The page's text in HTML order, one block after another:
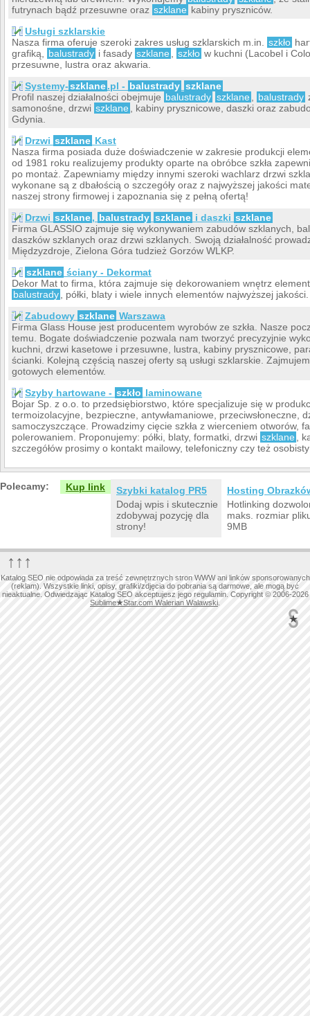
futrynach bądź przesuwne oraz szklane kabiny pryszniców.
Usługi szklarskie
Nasza firma oferuje szeroki zakres usług szklarskich m.in.
szkło
grafiką,
balustrady i fasady szklane szkło w kuchni (Lacobel i
przesuwne, lustra oraz akwaria.
Systemy-szklane.pl - balustrady szklane
Profil naszej działalności obejmuje balustrady szklane balustrady
samonośne, drzwi szklane
, kabiny prysznicowe, daszki oraz
Gdynia.
Drzwi szklane Kast
Nasza firma posiada duże doświadczenie w zakresie produkcji
od 1981 roku realizujemy produkty oparte na obróbce szkła
po montaż. Zapewniamy między innymi szeroki wachlarz drzwi
wykonane są z dbałością o szczegóły oraz z najwyższej jakości
naszej strony firmowej i zapoznania się z pełną ofertą!
Drzwi szklane, balustrady szklane i daszki szklane
Firma GLASSIO zajmuje się wykonywaniem zabudów szklanych,
daszków szklanych oraz drzwi szklanych. Swoją działalność
Międzyzdroje, Zielona Góra tudzież Gorzów WLKP.
szklane ściany - Dekormat
Dekor Mat to firma, która zajmuje się dekorowaniem wnętrz
balustrady
, półki, blaty i wiele innych elementów najwyższej jakości.
Zabudowy szklane Warszawa
Firma Glass House jest producentem wyrobów ze szkła. Nasze
temu. Bogate doświadczenie pozwala nam tworzyć precyzyjnie
kuchni, drzwi kasetowe i przesuwne, lustra, kabiny prysznicowe,
ścianki. Kolejną częścią naszej oferty są usługi szklarskie.
gotowych elementów.
Szyby hartowane - szkło laminowane
Bojar Sp. z o.o. to przedsiębiorstwo, które specjalizuje się w
termoizolacyjne, bezpieczne, antywłamaniowe, przeciwsłoneczne,
samoczyszczące. Prowadzimy cięcie szkła z wierceniem otworów,
polerowaniem. Proponujemy: półki, blaty, formatki, drzwi szklane
,
szczegółów prosimy o kontakt mailowy, telefoniczny czy też
Polecamy: Kup link
Szybki katalog PR5
Dodaj wpis i skutecznie
zdobywaj pozycję dla
strony!
Hosting
Hotlinking
maks. rozmiar
9MB
↑↑↑
Katalog SEO nie odpowiada za treść zewnętrznych stron WWW ani linków sponsorowanych
(reklam). Wszystkie linki, opisy, grafiki/zdjęcia do pobrania są darmowe, ale mogą być
nieaktualne. Odwiedzając Katalog SEO akceptujesz jego regulamin. Copyright © 2006-2026
Sublime★Star.com Walerian Walawski